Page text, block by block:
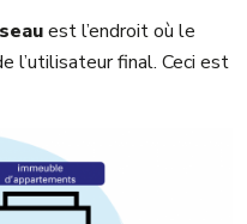
est l’endroit où le
l’utilisateur final. Ceci est